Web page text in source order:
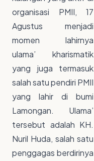
organisasi PMII, 17
Agustus menjadi
momen lahirnya
ulama’ kharismatik
yang juga termasuk
salah satu pendiri PMII
yang lahir di bumi
Lamongan. Ulama’
tersebut adalah KH.
Nuril Huda, salah satu
penggagas berdirinya